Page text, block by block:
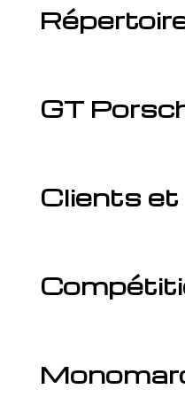
GT
Clients et